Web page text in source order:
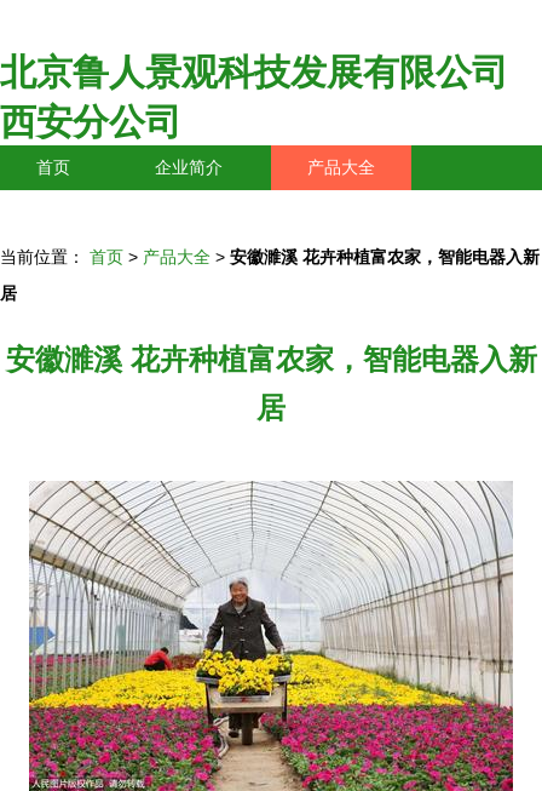
北京鲁人景观科技发展有限公司
西安分公司
首页 企业简介 产品大全
当前位置： 首页 > 产品大全 > 安徽濉溪 花卉种植富农家，智能电器入新
居
安徽濉溪 花卉种植富农家，智能电器入新
居